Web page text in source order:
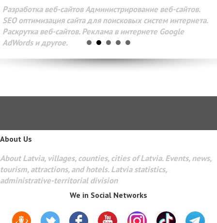
Разработка веб-сайтов Администрирование веб-сайтов.
SEO оптимизация сайта для поисковых систем интернета.
Раскрутка веб-сайтов. Реклама в интернете Google
AdWords и другое.
About Us
About Latvia, villages, counties, cities of Latvia. Events, news,
tourism, attractions, and hotels. Latvia statistics,
administrative-territorial division
We in Social Networks